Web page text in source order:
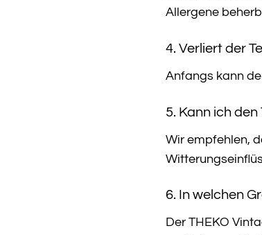
Allergene
4. Verliert der
Anfangs kann
5. Kann ich
Wir empfehlen,
6. In welchen
Der THEKO